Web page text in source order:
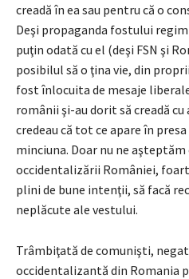
creadă în ea sau pentru că o
Deşi propaganda fostului
puţin odată cu el (deşi FSN şi
posibilul să o ţina vie, din
fost înlocuita de mesaje
românii şi-au dorit să creadă
credeau că tot ce apare în
minciuna. Doar nu ne
occidentalizării României,
plini de bune intenţii, să facă
neplăcute ale vestului.
Trâmbiţată de comunişti,
occidentalizantă din Romania